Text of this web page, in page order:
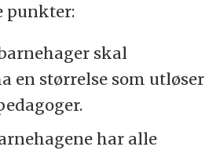
punkter:
skal
en størrelse som utløser
har alle